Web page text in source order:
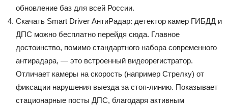
обновление баз для всей России.
Скачать Smart Driver АнтиРадар: детектор камер ГИБДД и
ДПС можно бесплатно перейдя сюда. Главное
достоинство, помимо стандартного набора современного
антирадара, — это встроенный видеорегистратор.
Отличает камеры на скорость (например Стрелку) от
фиксации нарушения выезда за стоп-линию. Показывает
стационарные посты ДПС, благодаря активным